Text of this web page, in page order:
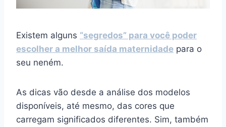
Existem alguns “segredos” para você poder
escolher a melhor saída maternidade para o
seu neném.
As dicas vão desde a análise dos modelos
disponíveis, até mesmo, das cores que
carregam significados diferentes. Sim, também